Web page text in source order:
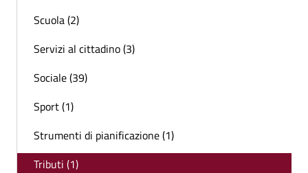
Scuola (2)
Servizi al cittadino (3)
Sociale (39)
Sport (1)
Strumenti di pianificazione (1)
Tributi (1)